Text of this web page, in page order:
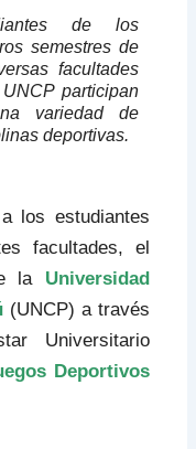
de los
semestres de
facultades
participan
variedad de
deportivas.
los estudiantes
facultades, el
la Universidad
(UNCP) a través
Universitario
Deportivos